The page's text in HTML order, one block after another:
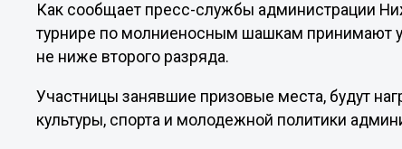
Как сообщает пресс-службы администрации
турнире по молниеносным шашкам принимают
не ниже второго разряда.
Участницы занявшие призовые места, будут
культуры, спорта и молодежной политики